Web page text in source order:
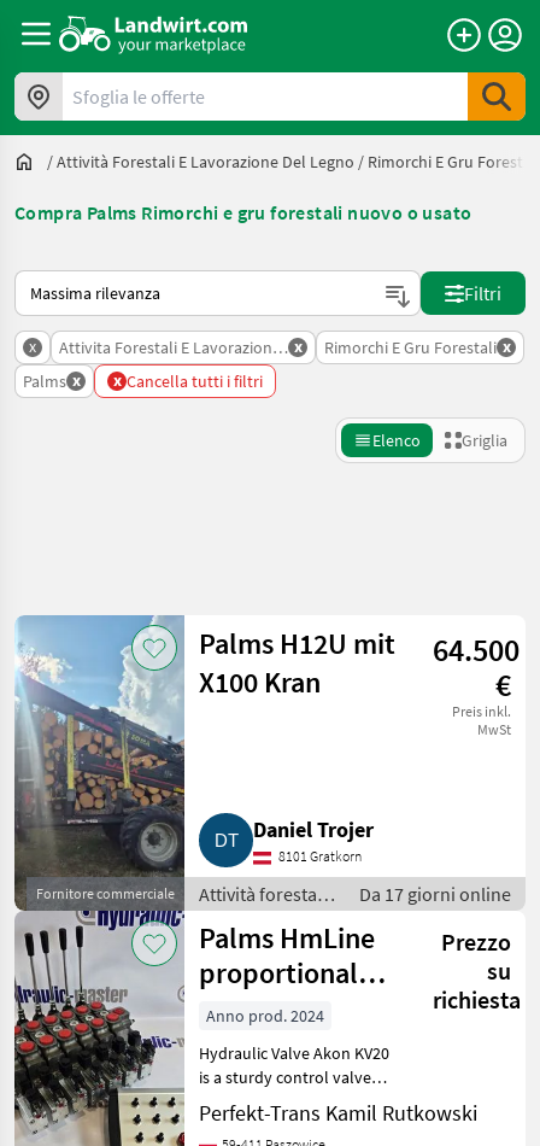
Sfoglia le offerte
/Attività Forestali E Lavorazione Del Legno / Rimorchi E Gru Forestali
Compra Palms Rimorchi e gru forestali nuovo o usato
Ecco come viene ordinato su Landwirt.com
Filtri
x Attivita Forestali E Lavorazione Del Legno
x Rimorchi E Gru Forestali x
Palms x x Cancella tutti i filtri
Elenco Griglia
Categoria 4 Paese Filtri
PERCORSO
ATTUALE
Settore
forestale
Attivita
Forestali E
Lavorazione
Del Legno
Rimorchi
E Gru
Forestali
Palms
SCEGLI
CATEGORIA
Palms
Reimposta
Mostra
risultati
Fornitore commerciale
Palms H12U mit
X100 Kran
64.500
€
Preis inkl.
MwSt
Daniel Trojer
8101 Gratkorn
Attività forestali
e lavorazione del
legno / Rimorchi
e gru forestali
Da 17 giorni online
Palms HmLine
proportional
control + Akon
KV20 Sections
Prezzo
su
richiesta
Anno prod. 2024
Hydraulic Valve Akon KV20
is a sturdy control valve
capable of managing a flow
rate of 150 liters per minute
Perfekt-Trans Kamil Rutkowski